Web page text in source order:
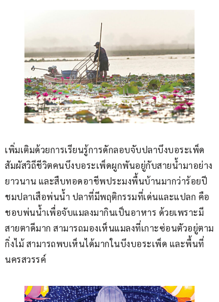
เพิ่มเติมด้วยการเรียนรู้การดักลอบจับปลาบึงบอระเพ็ด
สัมผัสวิถีชีวิตคนบึงบอระเพ็ดผูกพันอยู่กับสายนํ้ามาอย่าง
ยาวนาน และสืบทอดอาชีพประมงพื้นบ้านมากว่าร้อยปี
ชมปลาเสือพ่นนํ้า ปลาที่มีพฤติกรรมที่เด่นและแปลก คือ
ชอบพ่นนํ้าเพื่อจับแมลงมากินเป็นอาหาร ด้วยเพราะมี
สายตาดีมาก สามารถมองเห็นแมลงที่เกาะซ่อนตัวอยู่ตาม
กิ่งไม้ สามารถพบเห็นได้มากในบึงบอระเพ็ด และพื้นที่
นครสวรรค์